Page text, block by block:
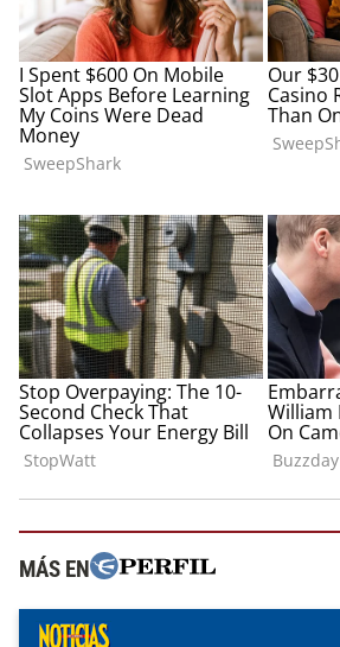
MÁS EN